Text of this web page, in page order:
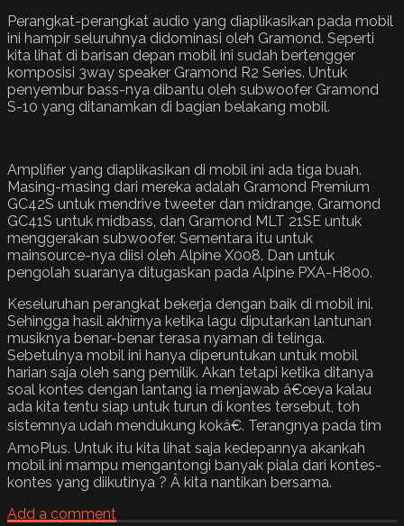
Perangkat-perangkat audio yang diaplikasikan pada mobil
ini hampir seluruhnya didominasi oleh Gramond. Seperti
kita lihat di barisan depan mobil ini sudah bertengger
komposisi 3way speaker Gramond R2 Series. Untuk
penyembur bass-nya dibantu oleh subwoofer Gramond
S-10 yang ditanamkan di bagian belakang mobil.
Amplifier yang diaplikasikan di mobil ini ada tiga buah.
Masing-masing dari mereka adalah Gramond Premium
GC42S untuk mendrive tweeter dan midrange, Gramond
GC41S untuk midbass, dan Gramond MLT 21SE untuk
menggerakan subwoofer. Sementara itu untuk
mainsource-nya diisi oleh Alpine X008. Dan untuk
pengolah suaranya ditugaskan pada Alpine PXA-H800.
Keseluruhan perangkat bekerja dengan baik di mobil ini.
Sehingga hasil akhirnya ketika lagu diputarkan lantunan
musiknya benar-benar terasa nyaman di telinga.
Sebetulnya mobil ini hanya diperuntukan untuk mobil
harian saja oleh sang pemilik. Akan tetapi ketika ditanya
soal kontes dengan lantang ia menjawab â€œya kalau
ada kita tentu siap untuk turun di kontes tersebut, toh
sistemnya udah mendukung kokâ€. Terangnya pada tim
AmoPlus. Untuk itu kita lihat saja kedepannya akankah
mobil ini mampu mengantongi banyak piala dari kontes-
kontes yang diikutinya ? Â kita nantikan bersama.
Add a comment